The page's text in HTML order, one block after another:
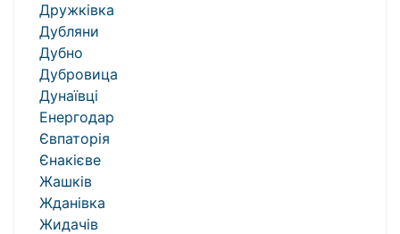
Дружківка
Дубляни
Дубно
Дубровица
Дунаївці
Енергодар
Євпаторія
Єнакієве
Жашків
Жданівка
Жидачів